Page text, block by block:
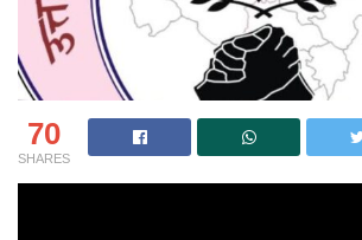
70
SHARES